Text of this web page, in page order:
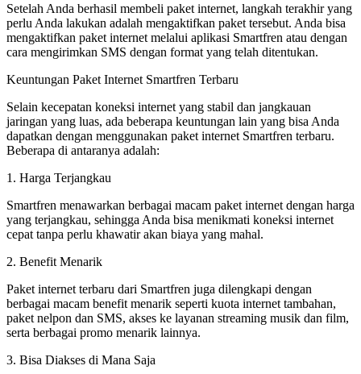
Setelah Anda berhasil membeli paket internet, langkah terakhir yang
perlu Anda lakukan adalah mengaktifkan paket tersebut. Anda bisa
mengaktifkan paket internet melalui aplikasi Smartfren atau dengan
cara mengirimkan SMS dengan format yang telah ditentukan.
Keuntungan Paket Internet Smartfren Terbaru
Selain kecepatan koneksi internet yang stabil dan jangkauan
jaringan yang luas, ada beberapa keuntungan lain yang bisa Anda
dapatkan dengan menggunakan paket internet Smartfren terbaru.
Beberapa di antaranya adalah:
1. Harga Terjangkau
Smartfren menawarkan berbagai macam paket internet dengan harga
yang terjangkau, sehingga Anda bisa menikmati koneksi internet
cepat tanpa perlu khawatir akan biaya yang mahal.
2. Benefit Menarik
Paket internet terbaru dari Smartfren juga dilengkapi dengan
berbagai macam benefit menarik seperti kuota internet tambahan,
paket nelpon dan SMS, akses ke layanan streaming musik dan film,
serta berbagai promo menarik lainnya.
3. Bisa Diakses di Mana Saja